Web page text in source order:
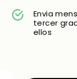
Envia
tercer
ellos